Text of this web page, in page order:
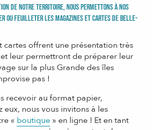
de notre territoire, nous permettons à nos
ou feuilleter les magazines et cartes de Belle-
cartes offrent une présentation très
leur permettront de préparer leur
sur la plus Grande des îles
pas !
recevoir au format papier,
eux, nous vous invitons à les
« boutique » en ligne ! Et en tant